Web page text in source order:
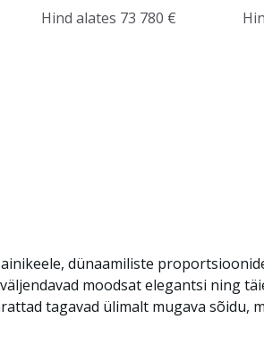
Hind alates 73 780 €
dünaamiliste
moodsat elegantsi ning
tagavad ülimalt mugava